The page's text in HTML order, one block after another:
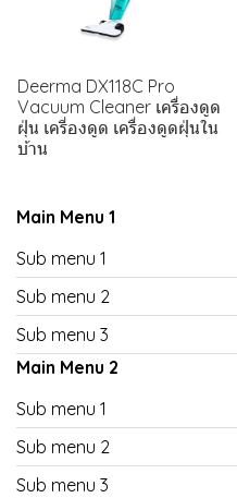
Deerma DX118C Pro
Vacuum Cleaner เครื่องดูด
ฝุ่น เครี่องดูด เครื่องดูดฝุ่นใน
บ้าน
Main Menu 1
Sub menu 1
Sub menu 2
Sub menu 3
Main Menu 2
Sub menu 1
Sub menu 2
Sub menu 3